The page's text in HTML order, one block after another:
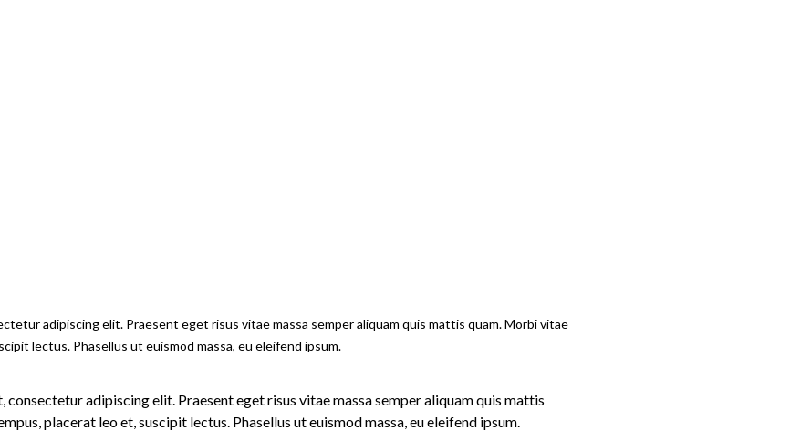
adipiscing elit. Praesent eget risus vitae massa semper aliquam quis mattis quam. Morbi vitae
lectus. Phasellus ut euismod massa, eu eleifend ipsum.
consectetur adipiscing elit. Praesent eget risus vitae massa semper aliquam quis mattis
placerat leo et, suscipit lectus. Phasellus ut euismod massa, eu eleifend ipsum.